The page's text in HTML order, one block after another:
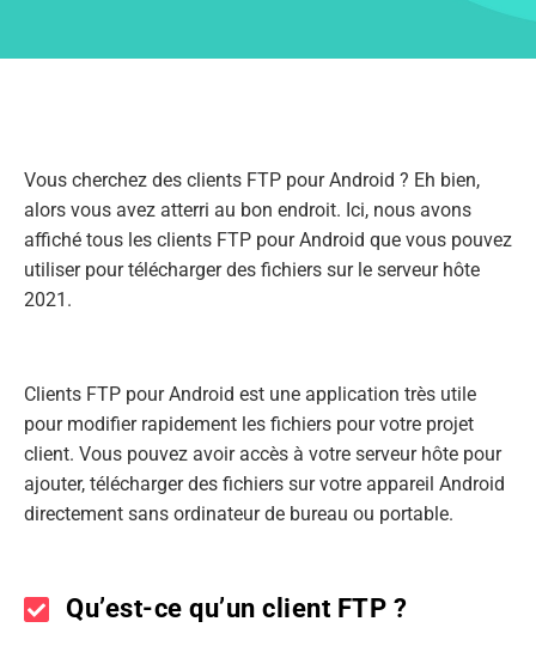
Vous cherchez des clients FTP pour Android ? Eh bien,
alors vous avez atterri au bon endroit. Ici, nous avons
affiché tous les clients FTP pour Android que vous pouvez
utiliser pour télécharger des fichiers sur le serveur hôte
2021.
Clients FTP pour Android est une application très utile
pour modifier rapidement les fichiers pour votre projet
client. Vous pouvez avoir accès à votre serveur hôte pour
ajouter, télécharger des fichiers sur votre appareil Android
directement sans ordinateur de bureau ou portable.
Qu’est-ce qu’un client FTP ?